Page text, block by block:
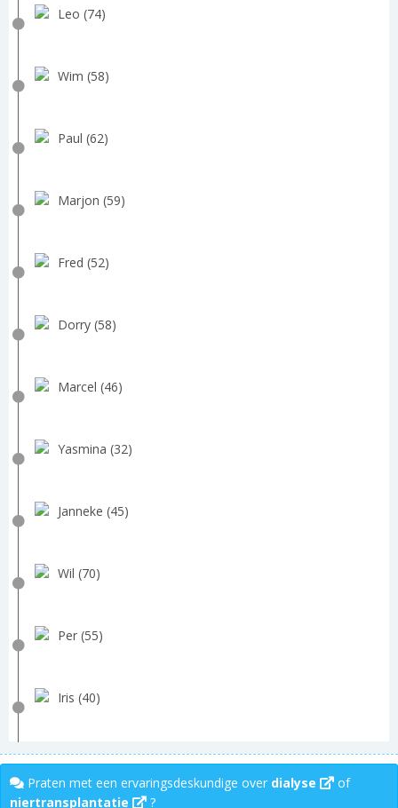
Leo (74)
Wim (58)
Paul (62)
Marjon (59)
Fred (52)
Dorry (58)
Marcel (46)
Yasmina (32)
Janneke (45)
Wil (70)
Per (55)
Iris (40)
Praten met een ervaringsdeskundige over dialyse
of
niertransplantatie
?